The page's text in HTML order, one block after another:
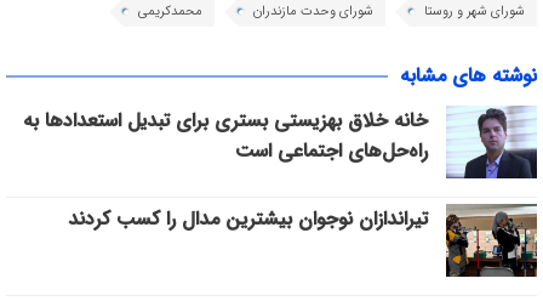
شورای شهر و روستا
شورای وحدت مازندران محمدکریمی
نوشته های مشابه
خانه خلاق بهزیستی بستری برای تبدیل استعدادها به
راه‌حل‌های اجتماعی است
تیراندازان نوجوان بیشترین مدال را کسب کردند